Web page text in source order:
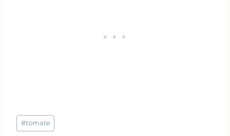
Étiquettes
de
#tomate